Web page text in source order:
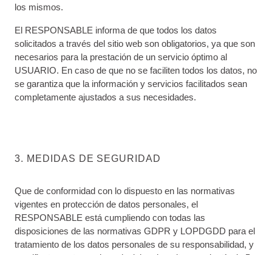
los mismos.
El RESPONSABLE informa de que todos los datos
solicitados a través del sitio web son obligatorios, ya que son
necesarios para la prestación de un servicio óptimo al
USUARIO. En caso de que no se faciliten todos los datos, no
se garantiza que la información y servicios facilitados sean
completamente ajustados a sus necesidades.
3. MEDIDAS DE SEGURIDAD
Que de conformidad con lo dispuesto en las normativas
vigentes en protección de datos personales, el
RESPONSABLE está cumpliendo con todas las
disposiciones de las normativas GDPR y LOPDGDD para el
tratamiento de los datos personales de su responsabilidad, y